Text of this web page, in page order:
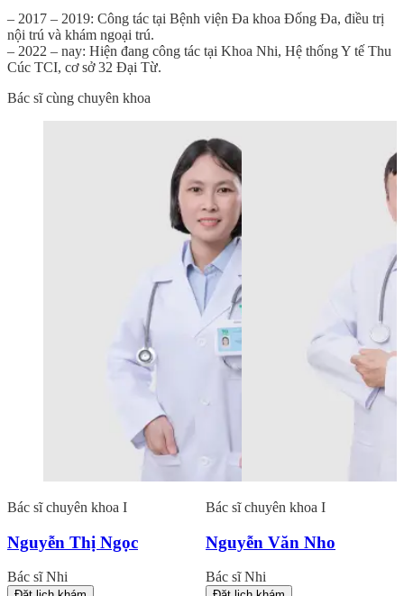
– 2017 – 2019: Công tác tại Bệnh viện Đa khoa Đống Đa, điều trị
nội trú và khám ngoại trú.
– 2022 – nay: Hiện đang công tác tại Khoa Nhi, Hệ thống Y tế Thu
Cúc TCI, cơ sở 32 Đại Từ.
Bác sĩ cùng chuyên khoa
Bác sĩ chuyên khoa I
Nguyễn Thị Ngọc
Bác sĩ Nhi
Bác sĩ chuyên khoa I
Nguyễn Văn Nho
Bác sĩ Nhi